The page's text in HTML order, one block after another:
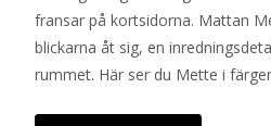
fransar på kortsidorna. Mattan
blickarna åt sig, en
rummet. Här ser du Mette i